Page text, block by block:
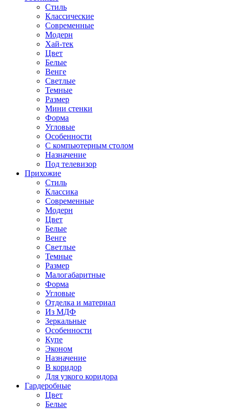
Стиль
Классические
Современные
Модерн
Хай-тек
Цвет
Белые
Венге
Светлые
Темные
Размер
Мини стенки
Форма
Угловые
Особенности
С компьютерным столом
Назначение
Под телевизор
Прихожие
Стиль
Классика
Современные
Модерн
Цвет
Белые
Венге
Светлые
Темные
Размер
Малогабаритные
Форма
Угловые
Отделка и материал
Из МДФ
Зеркальные
Особенности
Купе
Эконом
Назначение
В коридор
Для узкого коридора
Гардеробные
Цвет
Белые